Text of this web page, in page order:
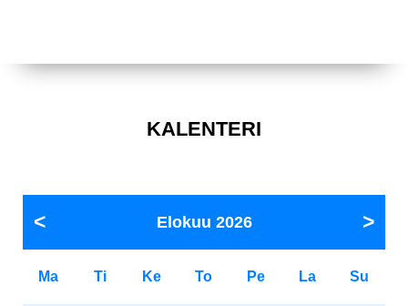
KALENTERI
Elokuu 2026
Ma Ti Ke To Pe La Su